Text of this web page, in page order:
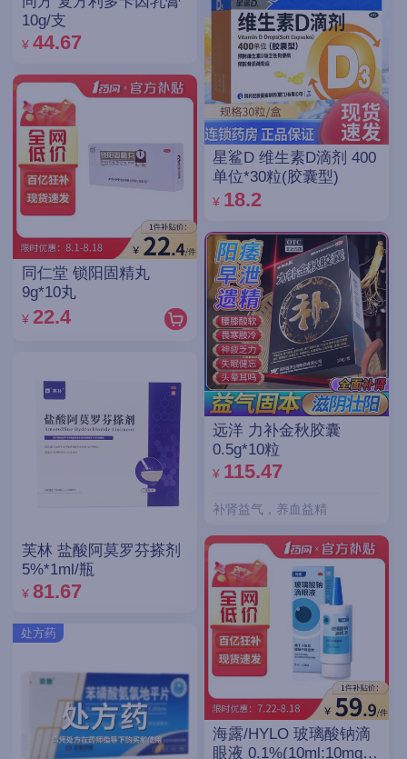
10g/支
¥ 44.67
同仁堂 锁阳固精丸
9g*10丸
¥ 22.4
芙林 盐酸阿莫罗芬搽剂
5%*1ml/瓶
¥ 81.67
处方药
星鲨D 维生素D滴剂 400
单位*30粒(胶囊型)
¥ 18.2
远洋 力补金秋胶囊
0.5g*10粒
¥ 115.47
补肾益气，养血益精
海露/HYLO 玻璃酸钠滴
眼液 0.1%(10ml:10mg)/